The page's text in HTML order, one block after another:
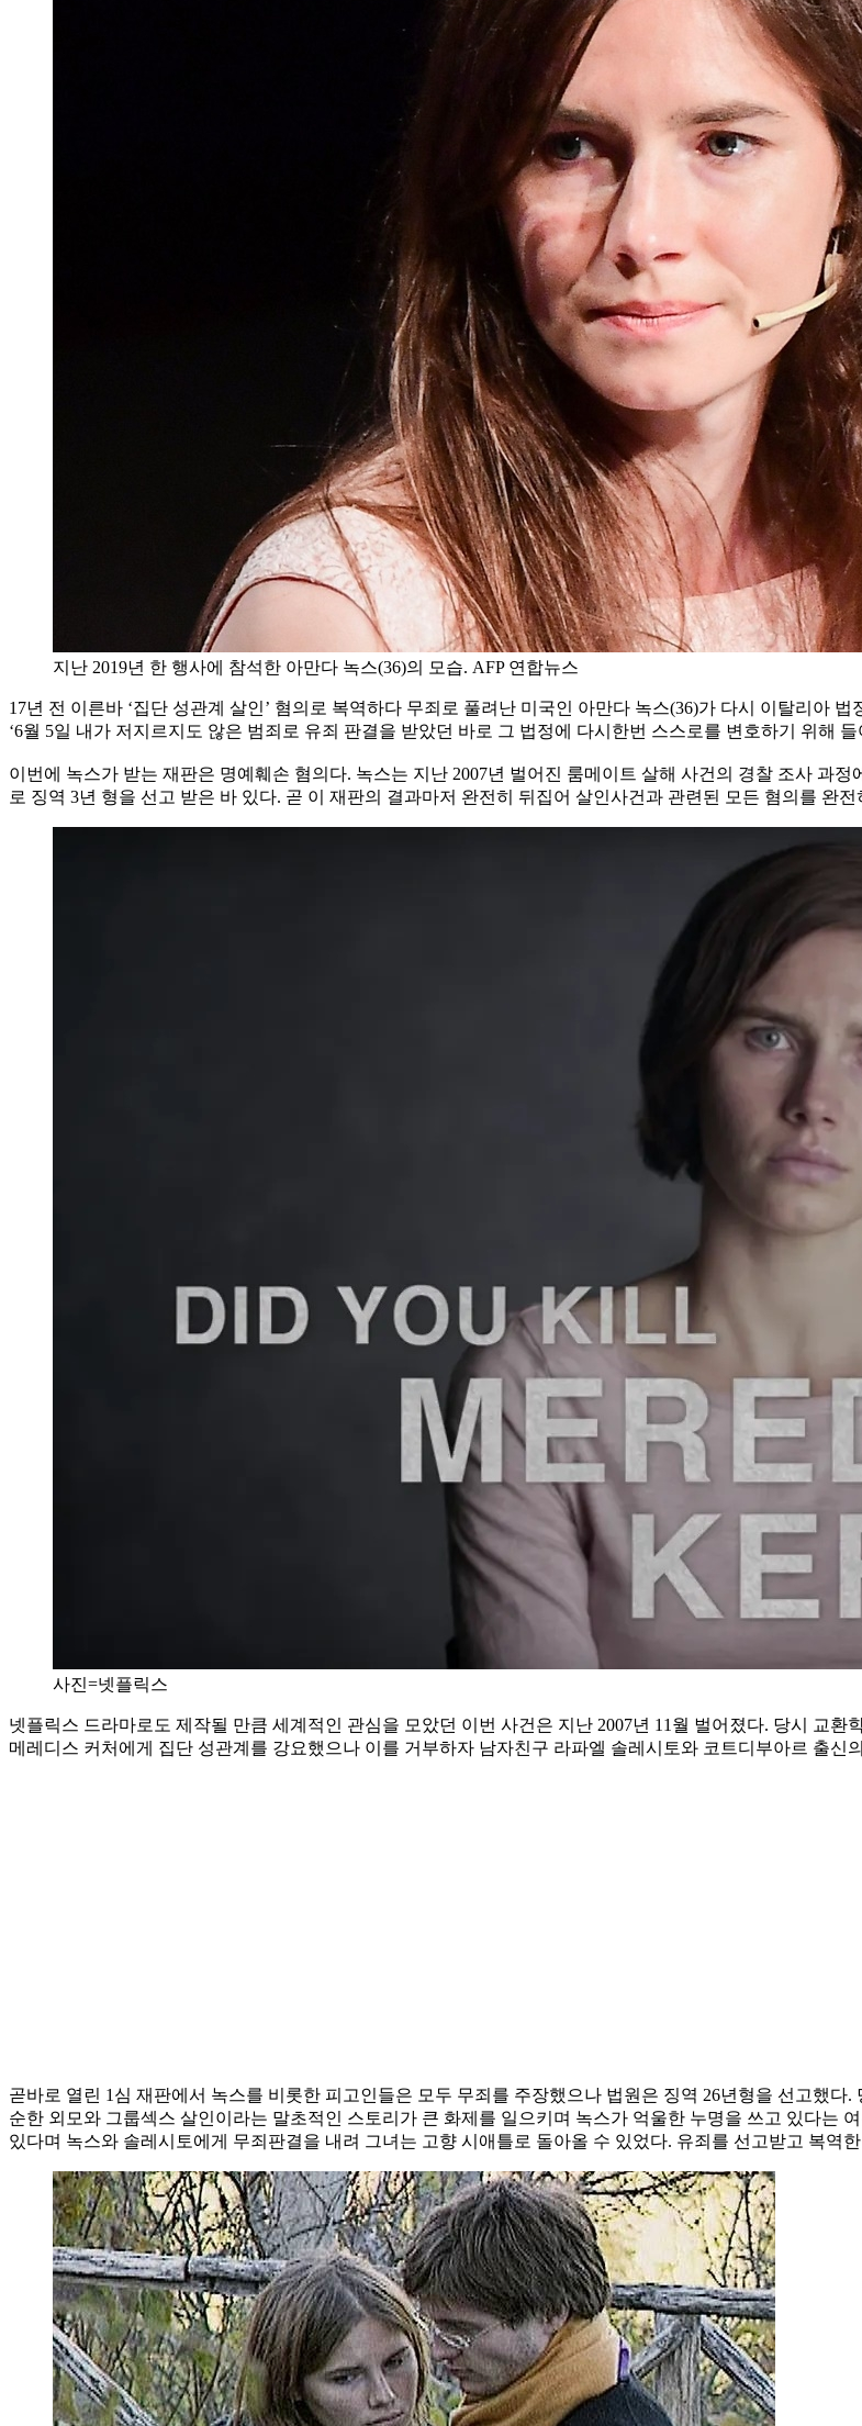
지난 2019년 한 행사에 참석한 아만다 녹스(36)의 모습. AFP 연합뉴스
17년 전 이른바 ‘집단 성관계 살인’ 혐의로 복역하다 무죄로 풀려난 미국인 아만다 녹스(36)가 다시 이탈리아
‘6월 5일 내가 저지르지도 않은 범죄로 유죄 판결을 받았던 바로 그 법정에 다시한번 스스로를 변호하기 위해
이번에 녹스가 받는 재판은 명예훼손 혐의다. 녹스는 지난 2007년 벌어진 룸메이트 살해 사건의 경찰 조사 과
로 징역 3년 형을 선고 받은 바 있다. 곧 이 재판의 결과마저 완전히 뒤집어 살인사건과 관련된 모든 혐의를 완
사진=넷플릭스
넷플릭스 드라마로도 제작될 만큼 세계적인 관심을 모았던 이번 사건은 지난 2007년 11월 벌어졌다. 당시 교
메레디스 커처에게 집단 성관계를 강요했으나 이를 거부하자 남자친구 라파엘 솔레시토와 코트디부아르 출신
곧바로 열린 1심 재판에서 녹스를 비롯한 피고인들은 모두 무죄를 주장했으나 법원은 징역 26년형을 선고했
순한 외모와 그룹섹스 살인이라는 말초적인 스토리가 큰 화제를 일으키며 녹스가 억울한 누명을 쓰고 있다는
있다며 녹스와 솔레시토에게 무죄판결을 내려 그녀는 고향 시애틀로 돌아올 수 있었다. 유죄를 선고받고 복역